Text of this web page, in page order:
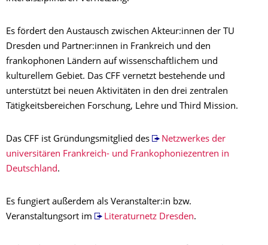
Es fördert den Austausch zwischen Akteur:innen der TU
Dresden und Partner:innen in Frankreich und den
frankophonen Ländern auf wissenschaftlichem und
kulturellem Gebiet. Das CFF vernetzt bestehende und
unterstützt bei neuen Aktivitäten in den drei zentralen
Tätigkeitsbereichen Forschung, Lehre und Third Mission.
Das CFF ist Gründungsmitglied des
Netzwerkes der
universitären Frankreich- und Frankophoniezentren in
Deutschland.
Es fungiert außerdem als Veranstalter:in bzw.
Veranstaltungsort im
Literaturnetz Dresden.